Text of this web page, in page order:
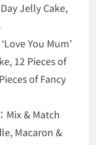
Jelly Cake,
You Mum’
12 Pieces of
of Fancy
Mix & Match
Macaron &